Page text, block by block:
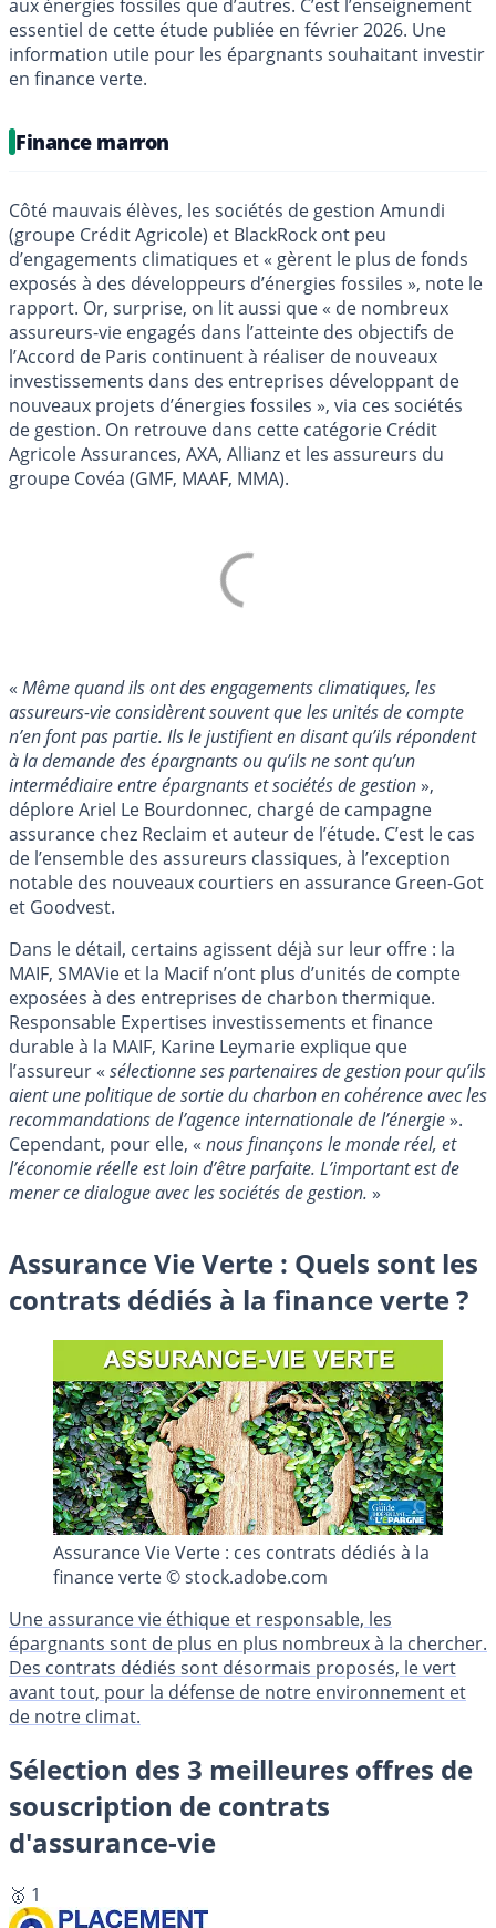
aux énergies fossiles que d’autres. C’est l’enseignement
essentiel de cette étude publiée en février 2026. Une
information utile pour les épargnants souhaitant investir
en finance verte.
Finance marron
Côté mauvais élèves, les sociétés de gestion Amundi
(groupe Crédit Agricole) et BlackRock ont peu
d’engagements climatiques et « gèrent le plus de fonds
exposés à des développeurs d’énergies fossiles », note le
rapport. Or, surprise, on lit aussi que « de nombreux
assureurs-vie engagés dans l’atteinte des objectifs de
l’Accord de Paris continuent à réaliser de nouveaux
investissements dans des entreprises développant de
nouveaux projets d’énergies fossiles », via ces sociétés
de gestion. On retrouve dans cette catégorie Crédit
Agricole Assurances, AXA, Allianz et les assureurs du
groupe Covéa (GMF, MAAF, MMA).
« Même quand ils ont des engagements climatiques, les
assureurs-vie considèrent souvent que les unités de compte
n’en font pas partie. Ils le justifient en disant qu’ils répondent
à la demande des épargnants ou qu’ils ne sont qu’un
intermédiaire entre épargnants et sociétés de gestion»,
déplore Ariel Le Bourdonnec, chargé de campagne
assurance chez Reclaim et auteur de l’étude. C’est le cas
de l’ensemble des assureurs classiques, à l’exception
notable des nouveaux courtiers en assurance Green-Got
et Goodvest.
Dans le détail, certains agissent déjà sur leur offre : la
MAIF, SMAVie et la Macif n’ont plus d’unités de compte
exposées à des entreprises de charbon thermique.
Responsable Expertises investissements et finance
durable à la MAIF, Karine Leymarie explique que
l’assureur « sélectionne ses partenaires de gestion pour qu’ils
aient une politique de sortie du charbon en cohérence avec les
recommandations de l’agence internationale de l’énergie».
Cependant, pour elle, « nous finançons le monde réel, et
l’économie réelle est loin d’être parfaite. L’important est de
mener ce dialogue avec les sociétés de gestion. »
Assurance Vie Verte : Quels sont les
contrats dédiés à la finance verte ?
Assurance Vie Verte : ces contrats dédiés à la
finance verte © stock.adobe.com
Une assurance vie éthique et responsable, les
épargnants sont de plus en plus nombreux à la chercher.
Des contrats dédiés sont désormais proposés, le vert
avant tout, pour la défense de notre environnement et
de notre climat.
Sélection des 3 meilleures offres de
souscription de contrats
d'assurance-vie
🥇 1